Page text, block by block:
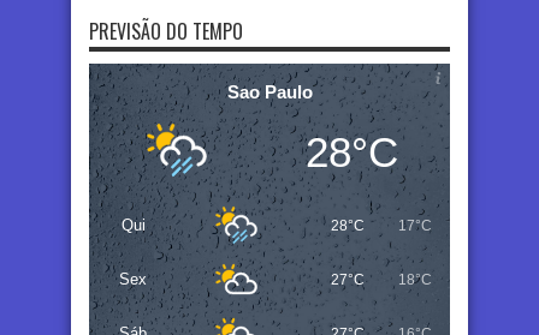
PREVISÃO DO TEMPO
Sao Paulo
28°C
Qui 28°C 17°C
Sex 27°C 18°C